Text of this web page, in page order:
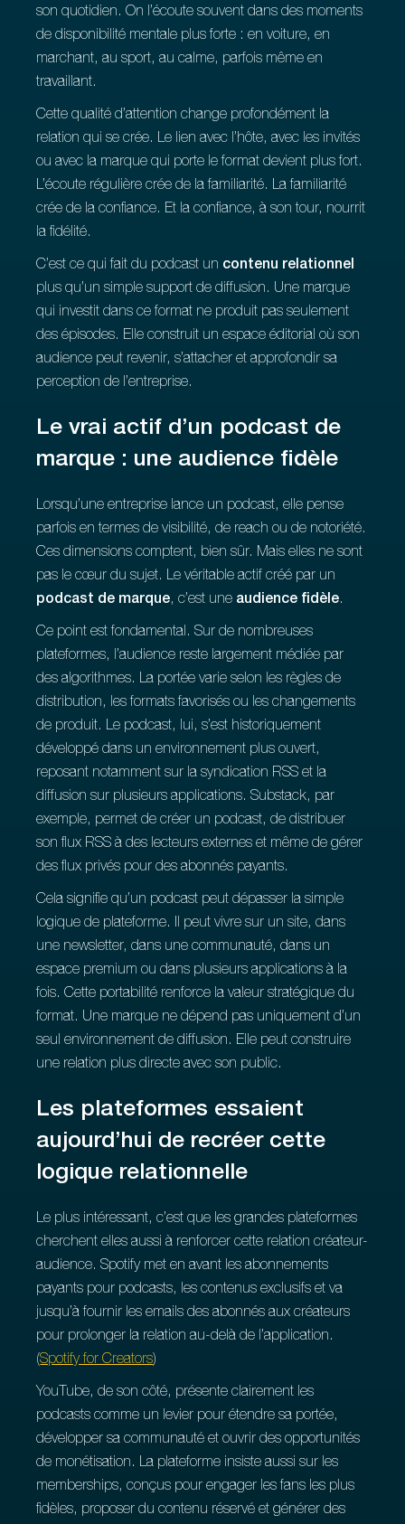
son quotidien. On l’écoute souvent dans des moments
de disponibilité mentale plus forte : en voiture, en
marchant, au sport, au calme, parfois même en
travaillant.
Cette qualité d’attention change profondément la
relation qui se crée. Le lien avec l’hôte, avec les invités
ou avec la marque qui porte le format devient plus fort.
L’écoute régulière crée de la familiarité. La familiarité
crée de la confiance. Et la confiance, à son tour, nourrit
la fidélité.
C’est ce qui fait du podcast un contenu relationnel
plus qu’un simple support de diffusion. Une marque
qui investit dans ce format ne produit pas seulement
des épisodes. Elle construit un espace éditorial où son
audience peut revenir, s’attacher et approfondir sa
perception de l’entreprise.
Le vrai actif d’un podcast de
marque : une audience fidèle
Lorsqu’une entreprise lance un podcast, elle pense
parfois en termes de visibilité, de reach ou de notoriété.
Ces dimensions comptent, bien sûr. Mais elles ne sont
pas le cœur du sujet. Le véritable actif créé par un
podcast de marque, c’est une audience fidèle.
Ce point est fondamental. Sur de nombreuses
plateformes, l’audience reste largement médiée par
des algorithmes. La portée varie selon les règles de
distribution, les formats favorisés ou les changements
de produit. Le podcast, lui, s’est historiquement
développé dans un environnement plus ouvert,
reposant notamment sur la syndication RSS et la
diffusion sur plusieurs applications. Substack, par
exemple, permet de créer un podcast, de distribuer
son flux RSS à des lecteurs externes et même de gérer
des flux privés pour des abonnés payants.
Cela signifie qu’un podcast peut dépasser la simple
logique de plateforme. Il peut vivre sur un site, dans
une newsletter, dans une communauté, dans un
espace premium ou dans plusieurs applications à la
fois. Cette portabilité renforce la valeur stratégique du
format. Une marque ne dépend pas uniquement d’un
seul environnement de diffusion. Elle peut construire
une relation plus directe avec son public.
Les plateformes essaient
aujourd’hui de recréer cette
logique relationnelle
Le plus intéressant, c’est que les grandes plateformes
cherchent elles aussi à renforcer cette relation créateur-
audience. Spotify met en avant les abonnements
payants pour podcasts, les contenus exclusifs et va
jusqu’à fournir les emails des abonnés aux créateurs
pour prolonger la relation au-delà de l’application.
(Spotify for Creators)
YouTube, de son côté, présente clairement les
podcasts comme un levier pour étendre sa portée,
développer sa communauté et ouvrir des opportunités
de monétisation. La plateforme insiste aussi sur les
memberships, conçus pour engager les fans les plus
fidèles, proposer du contenu réservé et générer des